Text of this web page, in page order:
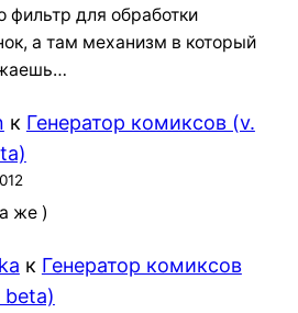
фильтр для обработки
а там механизм в который
к Генератор комиксов (v.
же )
к Генератор комиксов
beta)